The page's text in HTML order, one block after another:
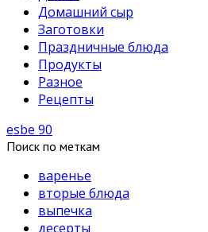
Домашний сыр
Заготовки
Праздничные блюда
Продукты
Разное
Рецепты
esbe 90
Поиск по меткам
варенье
вторые блюда
выпечка
десерты